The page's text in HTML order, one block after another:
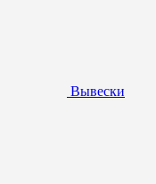
Вывески